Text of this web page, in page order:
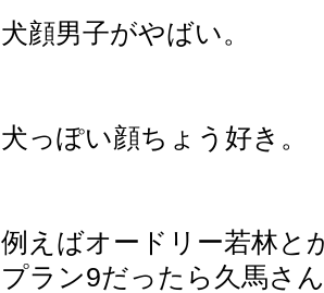
犬顔男子がやばい。
犬っぽい顔ちょう好き。
例えばオードリー若林と
プラン9だったら久馬さ